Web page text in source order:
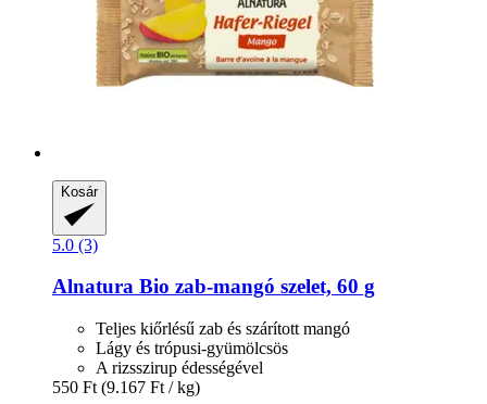
Kosár
5.0 (3)
Alnatura Bio zab-​mangó szelet, 60 g
Teljes kiőrlésű zab és szárított mangó
Lágy és trópusi-gyümölcsös
A rizsszirup édességével
550 Ft (9.167 Ft / kg)